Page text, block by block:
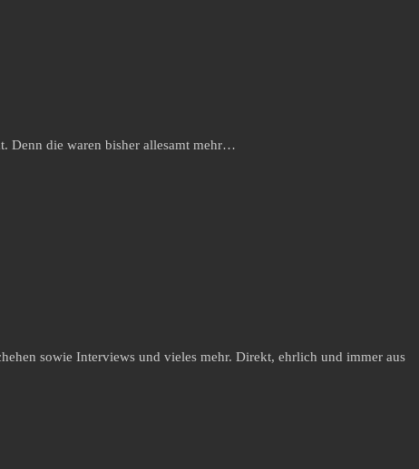
Denn die waren bisher allesamt mehr…
sowie Interviews und vieles mehr. Direkt, ehrlich und immer aus